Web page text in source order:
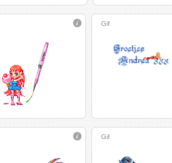
Gif
Gif